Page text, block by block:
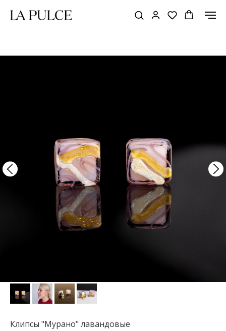
Клипсы "Мурано" лавандовые